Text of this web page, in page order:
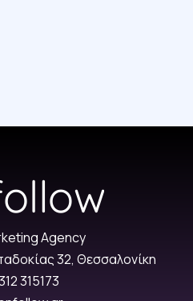
Agency
32, Θεσσαλονίκη
315173